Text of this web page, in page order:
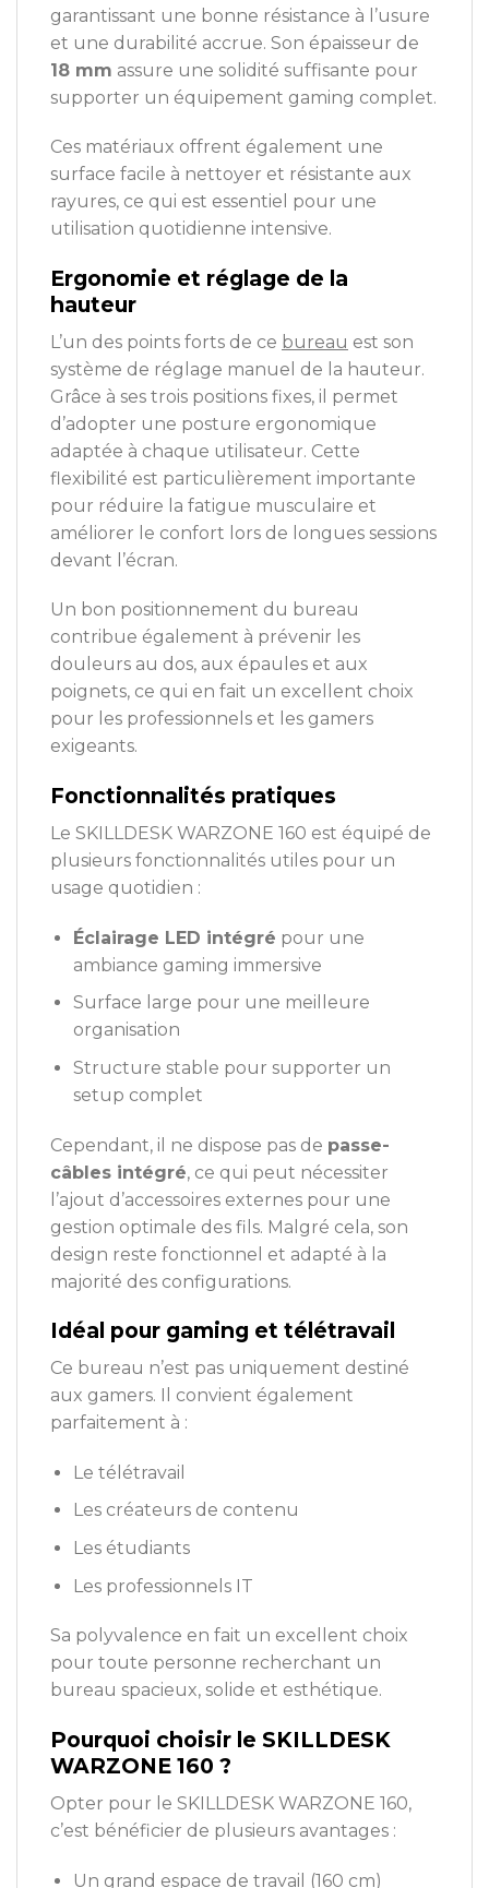
garantissant une bonne résistance à l’usure
et une durabilité accrue. Son épaisseur de
18 mm assure une solidité suffisante pour
supporter un équipement gaming complet.
Ces matériaux offrent également une
surface facile à nettoyer et résistante aux
rayures, ce qui est essentiel pour une
utilisation quotidienne intensive.
Ergonomie et réglage de la
hauteur
L’un des points forts de ce bureau est son
système de réglage manuel de la hauteur.
Grâce à ses trois positions fixes, il permet
d’adopter une posture ergonomique
adaptée à chaque utilisateur. Cette
flexibilité est particulièrement importante
pour réduire la fatigue musculaire et
améliorer le confort lors de longues sessions
devant l’écran.
Un bon positionnement du bureau
contribue également à prévenir les
douleurs au dos, aux épaules et aux
poignets, ce qui en fait un excellent choix
pour les professionnels et les gamers
exigeants.
Fonctionnalités pratiques
Le SKILLDESK WARZONE 160 est équipé de
plusieurs fonctionnalités utiles pour un
usage quotidien :
Éclairage LED intégré pour une
ambiance gaming immersive
Surface large pour une meilleure
organisation
Structure stable pour supporter un
setup complet
Cependant, il ne dispose pas de passe-
câbles intégré, ce qui peut nécessiter
l’ajout d’accessoires externes pour une
gestion optimale des fils. Malgré cela, son
design reste fonctionnel et adapté à la
majorité des configurations.
Idéal pour gaming et télétravail
Ce bureau n’est pas uniquement destiné
aux gamers. Il convient également
parfaitement à :
Le télétravail
Les créateurs de contenu
Les étudiants
Les professionnels IT
Sa polyvalence en fait un excellent choix
pour toute personne recherchant un
bureau spacieux, solide et esthétique.
Pourquoi choisir le SKILLDESK
WARZONE 160 ?
Opter pour le SKILLDESK WARZONE 160,
c’est bénéficier de plusieurs avantages :
Un grand espace de travail (160 cm)